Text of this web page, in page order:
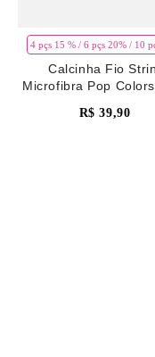
4 pçs 15 % / 6 pçs 20% / 10
Calcinha Fio
Microfibra Pop Colors
R$ 39,90